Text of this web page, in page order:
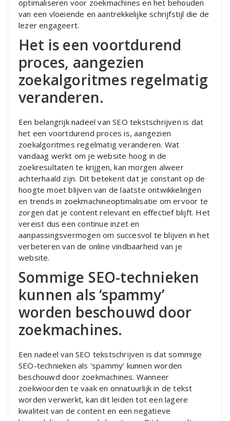
optimaliseren voor zoekmachines en het behouden
van een vloeiende en aantrekkelijke schrijfstijl die de
lezer engageert.
Het is een voortdurend
proces, aangezien
zoekalgoritmes regelmatig
veranderen.
Een belangrijk nadeel van SEO tekstschrijven is dat
het een voortdurend proces is, aangezien
zoekalgoritmes regelmatig veranderen. Wat
vandaag werkt om je website hoog in de
zoekresultaten te krijgen, kan morgen alweer
achterhaald zijn. Dit betekent dat je constant op de
hoogte moet blijven van de laatste ontwikkelingen
en trends in zoekmachineoptimalisatie om ervoor te
zorgen dat je content relevant en effectief blijft. Het
vereist dus een continue inzet en
aanpassingsvermogen om succesvol te blijven in het
verbeteren van de online vindbaarheid van je
website.
Sommige SEO-technieken
kunnen als ‘spammy’
worden beschouwd door
zoekmachines.
Een nadeel van SEO tekstschrijven is dat sommige
SEO-technieken als ‘spammy’ kunnen worden
beschouwd door zoekmachines. Wanneer
zoekwoorden te vaak en onnatuurlijk in de tekst
worden verwerkt, kan dit leiden tot een lagere
kwaliteit van de content en een negatieve